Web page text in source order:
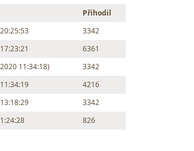
Přihodil
3342
6361
11:34:18)
3342
4216
3342
826